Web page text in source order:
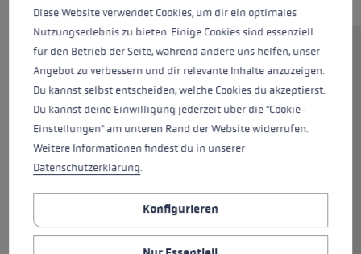
Zusammen mit Super-G Weltmeister Dominik
Paris wurde der neue Rennhandschuh WCR
Venom 3D DH lange entwickelt und getestet.
Herausgekommen ist der perfekte
Rennhandschuh für alle Speedliebhaber! Der
WCR Venom DH 3D wurde speziell für die
Speeddisziplinen entwickelt und ist optimal auf
die Bedürfnisse der Speedathleten
ausgerichtet. Flexible Silikonpads schützen
deine Hände vor Torstangen und
Diese Website verwendet Cookies, um dir ein optimales
Nutzungserlebnis zu bieten. Einige Cookies sind essenziell
für den Betrieb der Seite, während andere uns helfen, unser
Angebot zu verbessern und dir relevante Inhalte anzuzeigen.
Du kannst selbst entscheiden, welche Cookies du akzeptierst.
Du kannst deine Einwilligung jederzeit über die "Cookie-
Einstellungen" am unteren Rand der Website widerrufen.
Weitere Informationen findest du in unserer
Datenschutzerklärung.
Konfigurieren